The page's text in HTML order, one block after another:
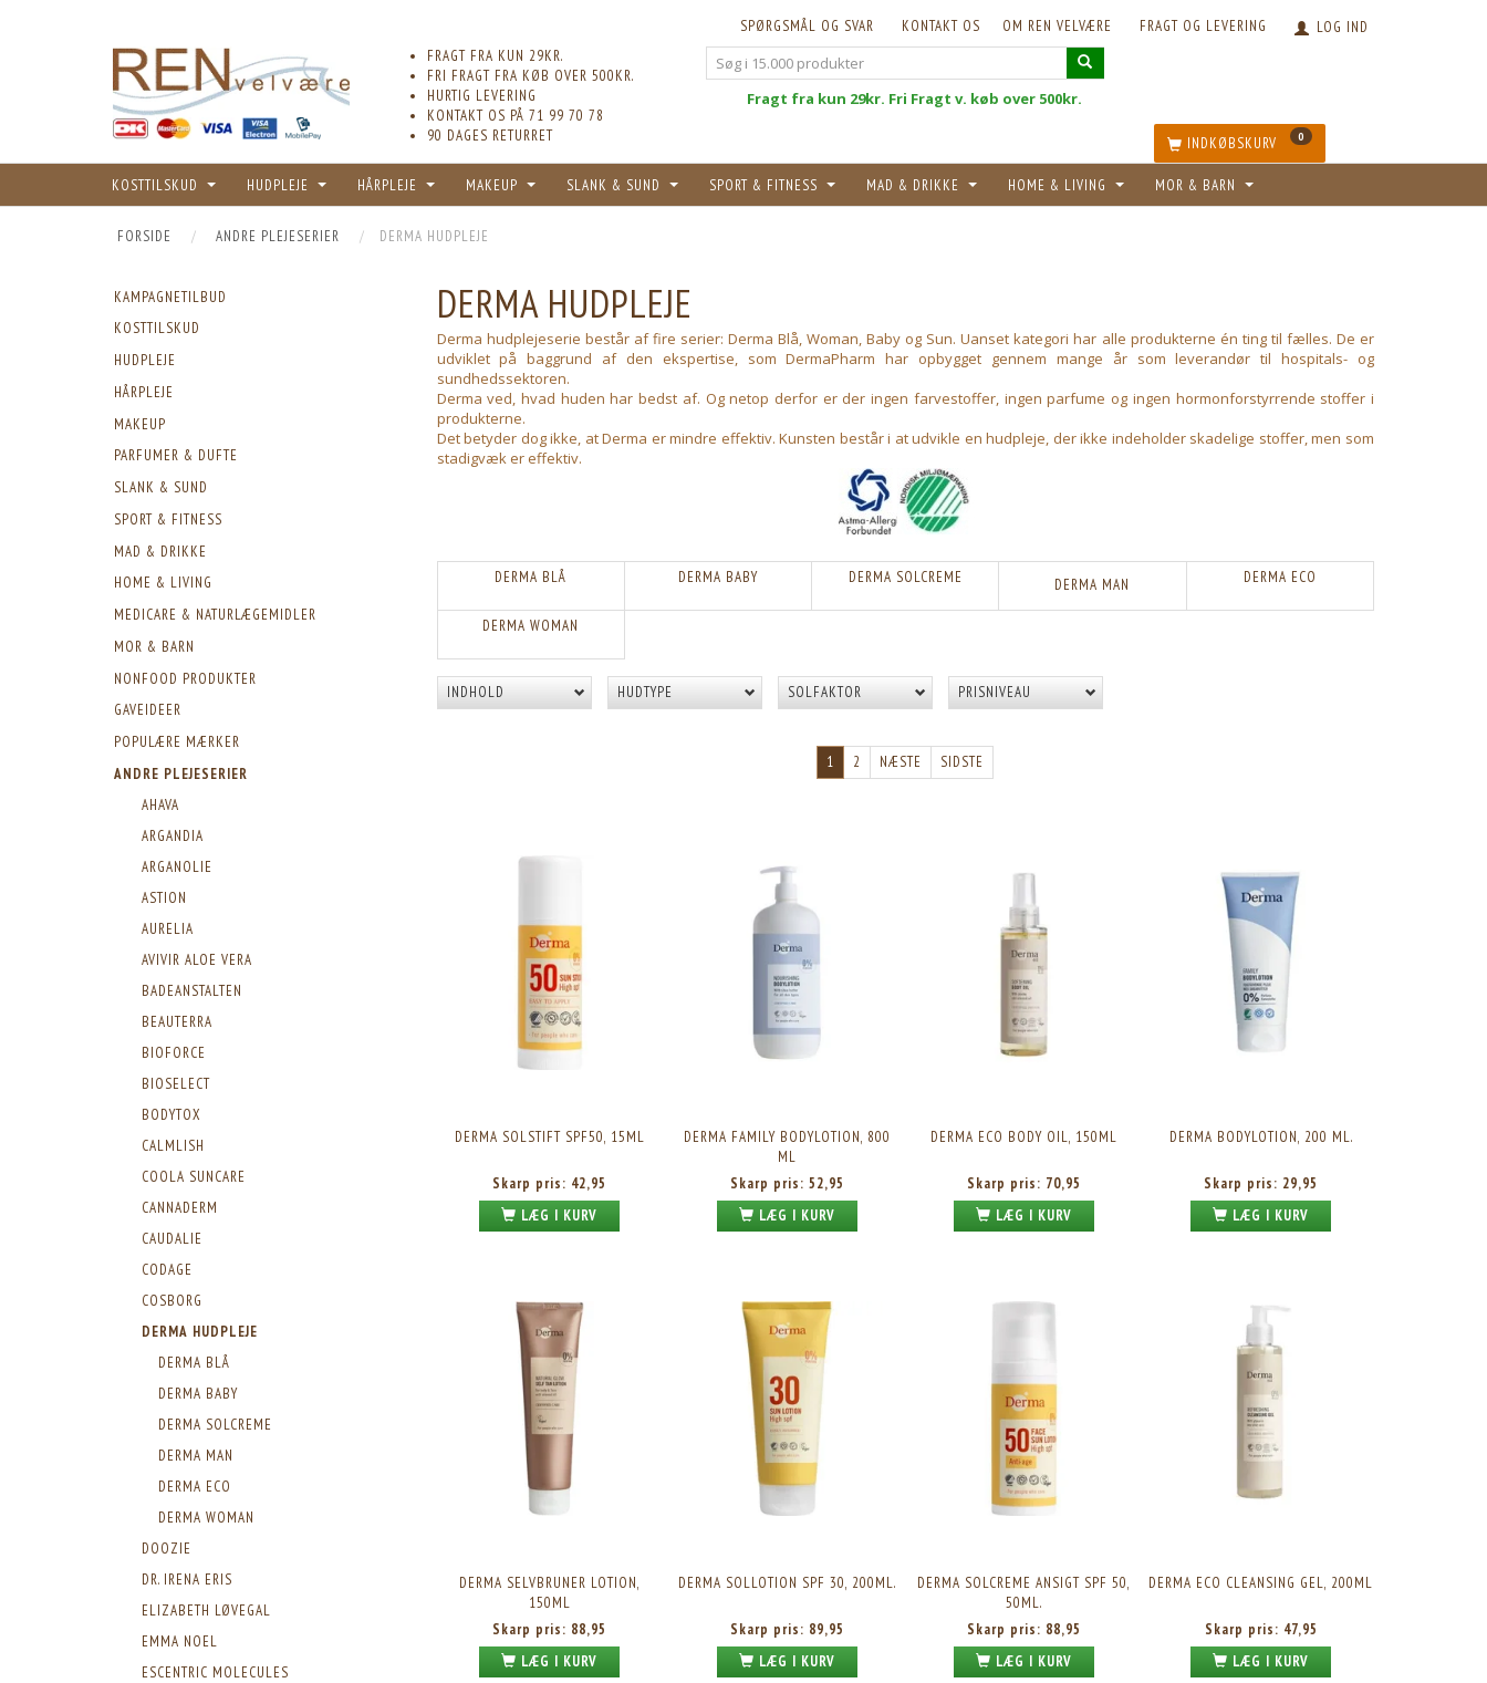
LOG IND
FRAGT OG LEVERING
OM REN VELVÆRE
KONTAKT OS
SPØRGSMÅL OG SVAR
FRAGT FRA KUN 29KR.
FRI FRAGT FRA KØB OVER 500KR.
HURTIG LEVERING
KONTAKT OS PÅ 71 99 70 78
90 DAGES RETURRET
Fragt fra kun 29kr. Fri Fragt v. køb over 500kr.
INDKØBSKURV 0
KOSTTILSKUD HUDPLEJE HÅRPLEJE MAKEUP SLANK & SUND SPORT & FITNESS MAD & DRIKKE HOME & LIVING MOR & BARN
FORSIDE ANDRE PLEJESERIER DERMA HUDPLEJE
KAMPAGNETILBUD
KOSTTILSKUD
HUDPLEJE
HÅRPLEJE
MAKEUP
PARFUMER & DUFTE
SLANK & SUND
SPORT & FITNESS
MAD & DRIKKE
HOME & LIVING
MEDICARE & NATURLÆGEMIDLER
MOR & BARN
NONFOOD PRODUKTER
GAVEIDEER
POPULÆRE MÆRKER
ANDRE PLEJESERIER
AHAVA
ARGANDIA
ARGANOLIE
ASTION
AURELIA
AVIVIR ALOE VERA
BADEANSTALTEN
BEAUTERRA
BIOFORCE
BIOSELECT
BODYTOX
CALMLISH
COOLA SUNCARE
CANNADERM
CAUDALIE
CODAGE
COSBORG
DERMA HUDPLEJE
DERMA BLÅ
DERMA BABY
DERMA SOLCREME
DERMA MAN
DERMA ECO
DERMA WOMAN
DOOZIE
DR. IRENA ERIS
ELIZABETH LØVEGAL
EMMA NOEL
ESCENTRIC MOLECULES
DERMA HUDPLEJE
Derma hudplejeserie består af fire serier: Derma Blå, Woman, Baby og Sun. Uanset kategori har alle produkterne én ting til fælles. De er
udviklet på baggrund af den ekspertise, som DermaPharm har opbygget gennem mange år som leverandør til hospitals- og
sundhedssektoren.
Derma ved, hvad huden har bedst af. Og netop derfor er der ingen farvestoffer, ingen parfume og ingen hormonforstyrrende stoffer i
produkterne.
Det betyder dog ikke, at Derma er mindre effektiv. Kunsten består i at udvikle en hudpleje, der ikke indeholder skadelige stoffer, men som
stadigvæk er effektiv.
DERMA BLÅ DERMA BABY DERMA SOLCREME DERMA MAN DERMA ECO
DERMA WOMAN
INDHOLD HUDTYPE SOLFAKTOR PRISNIVEAU
1 2 NÆSTE SIDSTE
DERMA SOLSTIFT SPF50, 15ML
Skarp pris: 42,95
LÆG I KURV
DERMA FAMILY BODYLOTION, 800
ML
Skarp pris: 52,95
LÆG I KURV
DERMA ECO BODY OIL, 150ML
Skarp pris: 70,95
LÆG I KURV
DERMA BODYLOTION, 200 ML.
Skarp pris: 29,95
LÆG I KURV
DERMA SELVBRUNER LOTION,
150ML
Skarp pris: 88,95
LÆG I KURV
DERMA SOLLOTION SPF 30, 200ML.
Skarp pris: 89,95
LÆG I KURV
DERMA SOLCREME ANSIGT SPF 50,
50ML.
Skarp pris: 88,95
LÆG I KURV
DERMA ECO CLEANSING GEL, 200ML
Skarp pris: 47,95
LÆG I KURV